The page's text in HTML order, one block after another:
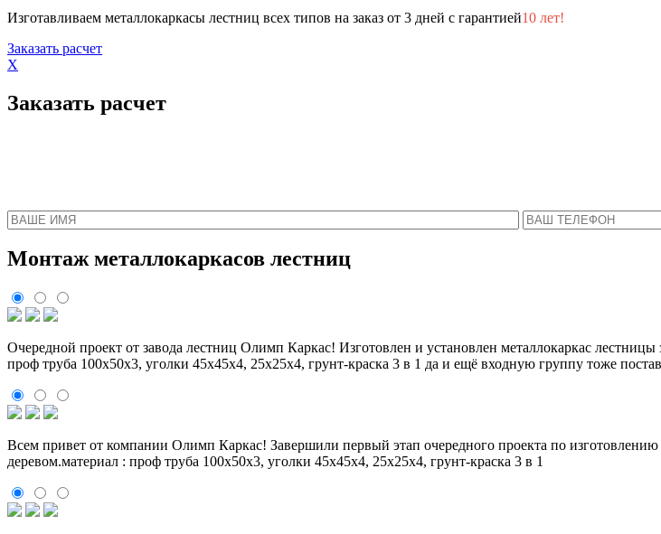
Изготавливаем металлокаркасы лестниц всех типов на заказ от 3 дней с гарантией10 лет!
Заказать расчет
X
Заказать расчет
Монтаж металлокаркасов лестниц
Очередной проект от завода лестниц Олимп Каркас! Изготовлен и установлен металлокаркас
проф труба 100х50х3, уголки 45х45х4, 25х25х4, грунт-краска 3 в 1 да и ещё входную группу тоже
Всем привет от компании Олимп Каркас! Завершили первый этап очередного проекта по
деревом.материал : проф труба 100х50х3, уголки 45х45х4, 25х25х4, грунт-краска 3 в 1